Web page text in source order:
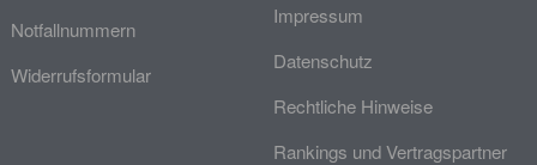
Notfallnummern
Widerrufsformular
Impressum
Datenschutz
Rechtliche Hinweise
Rankings und Vertragspartner